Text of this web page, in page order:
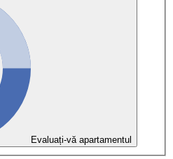
Evaluați-vă apartamentul